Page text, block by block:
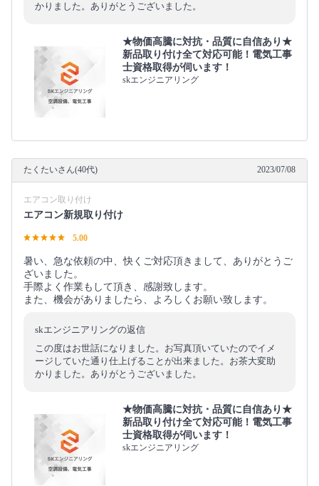
かりました。ありがとうございました。
★物価高騰に対抗・品質に自信あり★
新品取り付け全て対応可能！電気工事
士資格取得が伺います！
skエンジニアリング
たくたいさん(40代) 2023/07/08
エアコン取り付け
エアコン新規取り付け
5.00
暑い、急な依頼の中、快くご対応頂きまして、ありがとうご
ざいました。
手際よく作業もして頂き、感謝致します。
また、機会がありましたら、よろしくお願い致します。
skエンジニアリングの返信
この度はお世話になりました。お写真頂いていたのでイメ
ージしていた通り仕上げることが出来ました。お茶大変助
かりました。ありがとうございました。
★物価高騰に対抗・品質に自信あり★
新品取り付け全て対応可能！電気工事
士資格取得が伺います！
skエンジニアリング